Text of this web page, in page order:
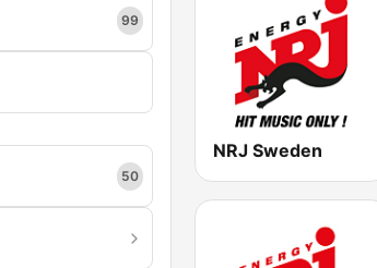
99
50
NRJ Sweden